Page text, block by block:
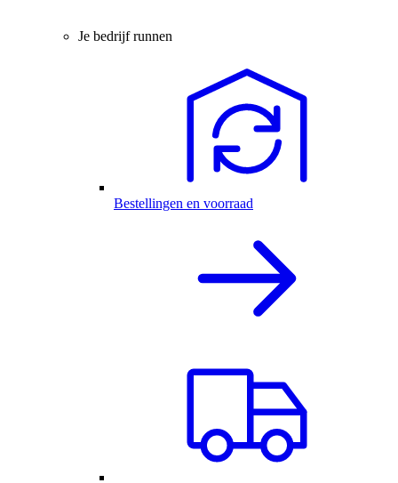
Je bedrijf runnen
Bestellingen en voorraad